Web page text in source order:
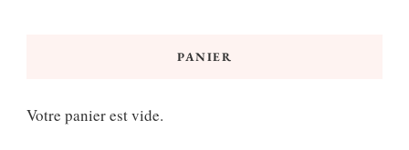
PANIER
Votre panier est vide.